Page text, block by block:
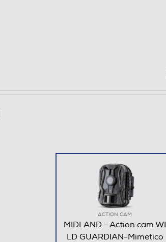
ACTION CAM
MIDLAND - Action cam WI
LD GUARDIAN-Mimetico